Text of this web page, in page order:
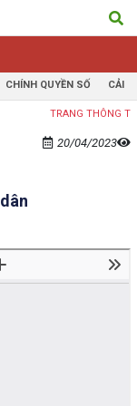
CHÍNH QUYỀN SỐ CẢI
TRANG THÔNG TIN
20/04/2023